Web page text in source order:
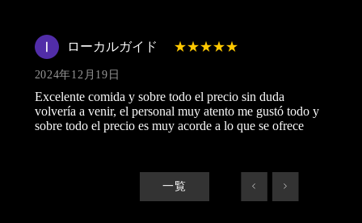
ローカルガイド
2024年12月19日
Excelente comida y sobre todo el precio sin duda
volvería a venir, el personal muy atento me gustó todo y
sobre todo el precio es muy acorde a lo que se ofrece
一覧 < >